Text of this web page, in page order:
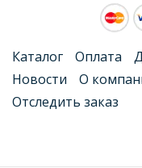
Каталог Оплата
Новости
О
Отследить заказ